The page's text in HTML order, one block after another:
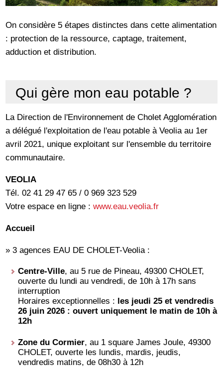
On considère 5 étapes distinctes dans cette alimentation
: protection de la ressource, captage, traitement,
adduction et distribution.
Qui gère mon eau potable ?
La Direction de l'Environnement de Cholet Agglomération
a délégué l'exploitation de l'eau potable à Veolia au 1er
avril 2021, unique exploitant sur l'ensemble du territoire
communautaire.
VEOLIA
Tél. 02 41 29 47 65 / 0 969 323 529
Votre espace en ligne :www.eau.veolia.fr
Accueil
» 3 agences EAU DE CHOLET-Veolia :
Centre-Ville, au 5 rue de Pineau, 49300 CHOLET,
ouverte du lundi au vendredi, de 10h à 17h sans
interruption
Horaires exceptionnelles : les jeudi 25 et vendredis
26 juin 2026 : ouvert uniquement le matin de 10h à
12h
Zone du Cormier, au 1 square James Joule, 49300
CHOLET, ouverte les lundis, mardis, jeudis,
vendredis matins, de 08h30 à 12h